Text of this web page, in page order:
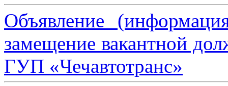
Объявление
замещение вакантной
ГУП «Чечавтотранс»